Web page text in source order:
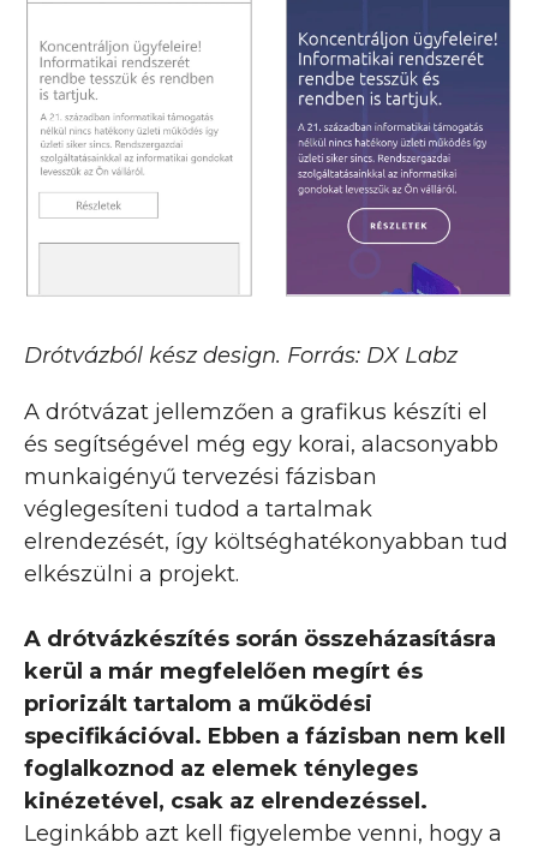
Drótvázból kész design. Forrás: DX Labz
A drótvázat jellemzően a grafikus készíti el
és segítségével még egy korai, alacsonyabb
munkaigényű tervezési fázisban
véglegesíteni tudod a tartalmak
elrendezését, így költséghatékonyabban tud
elkészülni a projekt.
A drótvázkészítés során összeházasításra
kerül a már megfelelően megírt és
priorizált tartalom a működési
specifikációval. Ebben a fázisban nem kell
foglalkoznod az elemek tényleges
kinézetével, csak az elrendezéssel.
Leginkább azt kell figyelembe venni, hogy a